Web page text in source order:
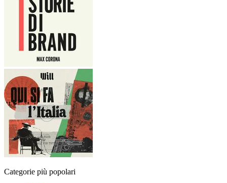
Categorie più popolari